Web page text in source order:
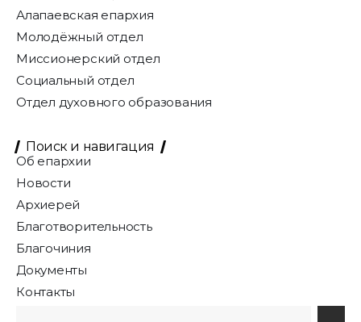
Алапаевская епархия
Молодёжный отдел
Миссионерский отдел
Социальный отдел
Отдел духовного образования
Поиск и навигация
Об епархии
Новости
Архиерей
Благотворительность
Благочиния
Документы
Контакты